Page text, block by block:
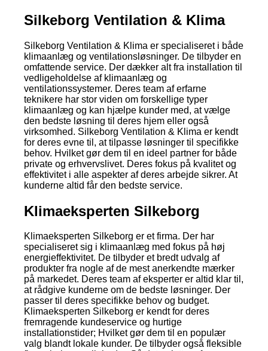
Silkeborg Ventilation & Klima
Silkeborg Ventilation & Klima er specialiseret i både
klimaanlæg og ventilationsløsninger. De tilbyder en
omfattende service. Der dækker alt fra installation til
vedligeholdelse af klimaanlæg og
ventilationssystemer. Deres team af erfarne
teknikere har stor viden om forskellige typer
klimaanlæg og kan hjælpe kunder med, at vælge
den bedste løsning til deres hjem eller også
virksomhed. Silkeborg Ventilation & Klima er kendt
for deres evne til, at tilpasse løsninger til specifikke
behov. Hvilket gør dem til en ideel partner for både
private og erhvervslivet. Deres fokus på kvalitet og
effektivitet i alle aspekter af deres arbejde sikrer. At
kunderne altid får den bedste service.
Klimaeksperten Silkeborg
Klimaeksperten Silkeborg er et firma. Der har
specialiseret sig i klimaanlæg med fokus på høj
energieffektivitet. De tilbyder et bredt udvalg af
produkter fra nogle af de mest anerkendte mærker
på markedet. Deres team af eksperter er altid klar til,
at rådgive kunderne om de bedste løsninger. Der
passer til deres specifikke behov og budget.
Klimaeksperten Silkeborg er kendt for deres
fremragende kundeservice og hurtige
installationstider; Hvilket gør dem til en populær
valg blandt lokale kunder. De tilbyder også fleksible